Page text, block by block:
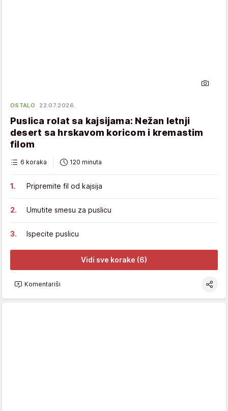
OSTALO 22.07.2026.
Puslica rolat sa kajsijama: Nežan letnji
desert sa hrskavom koricom i kremastim
filom
6 koraka 120 minuta
Pripremite fil od kajsija
Umutite smesu za puslicu
Ispecite puslicu
Vidi sve korake (6)
Komentariši